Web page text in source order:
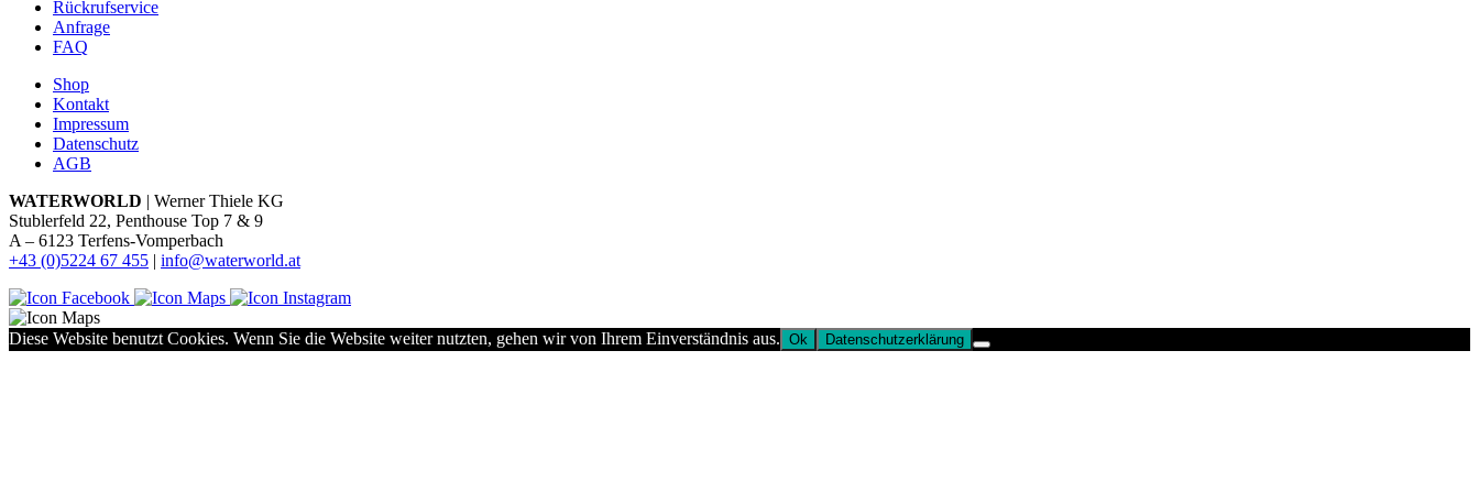
Rückrufservice
Anfrage
FAQ
Shop
Kontakt
Impressum
Datenschutz
AGB
WATERWORLD | Werner Thiele KG
Stublerfeld 22, Penthouse Top 7 & 9
A – 6123 Terfens-Vomperbach
+43 (0)5224 67 455 | info@waterworld.at
Diese Website benutzt Cookies. Wenn Sie die Website weiter nutzten, gehen wir von Ihrem Einverständnis aus. Ok Datenschutzerklärung